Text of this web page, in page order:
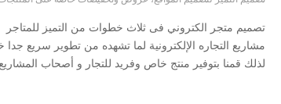
تصميم متجر الكتروني فى ثلاث خطوات من التميز
مشاريع التجاره الإلكترونية لما تشهده من تطوير
لذلك قمنا بتوفير منتج خاص وفريد للتجار و أصحاب المشاريع